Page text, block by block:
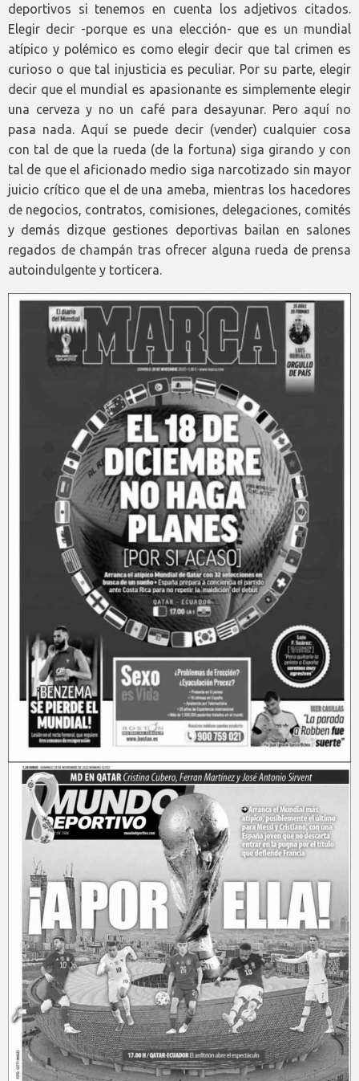
deportivos si tenemos en cuenta los adjetivos citados.
Elegir decir -porque es una elección- que es un mundial
atípico y polémico es como elegir decir que tal crimen es
curioso o que tal injusticia es peculiar. Por su parte, elegir
decir que el mundial es apasionante es simplemente elegir
una cerveza y no un café para desayunar. Pero aquí no
pasa nada. Aquí se puede decir (vender) cualquier cosa
con tal de que la rueda (de la fortuna) siga girando y con
tal de que el aficionado medio siga narcotizado sin mayor
juicio crítico que el de una ameba, mientras los hacedores
de negocios, contratos, comisiones, delegaciones, comités
y demás dizque gestiones deportivas bailan en salones
regados de champán tras ofrecer alguna rueda de prensa
autoindulgente y torticera.